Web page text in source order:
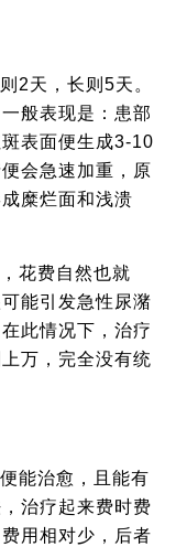
2天，长则5天。
般表现是：患部
表面便生成3-10
会急速加重，原
糜烂面和浅溃
花费自然也就
能引发急性尿潴
此情况下，治疗
万，完全没有统
能治愈，且能有
治疗起来费时费
用相对少，后者